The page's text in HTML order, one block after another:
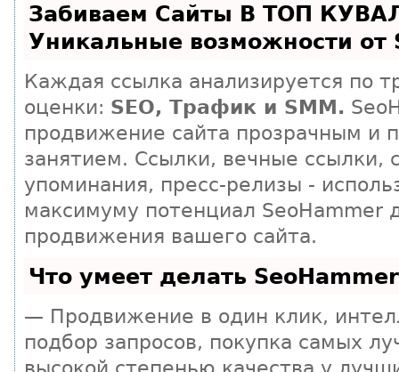
Забиваем Сайты В ТОП
Уникальные возможности от
Каждая ссылка анализируется по
оценки: SEO, Трафик и SMM.
продвижение сайта прозрачным и
занятием. Ссылки, вечные ссылки,
упоминания, пресс-релизы -
максимуму потенциал SeoHammer
продвижения вашего сайта.
Что умеет делать SeoHammer
— Продвижение в один клик,
подбор запросов, покупка самых